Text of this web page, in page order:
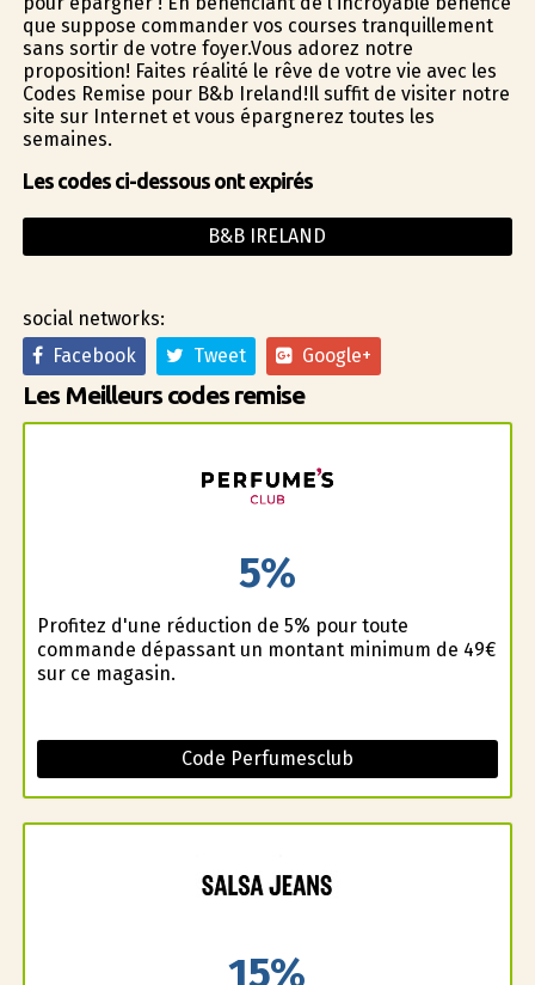
que suppose commander vos courses tranquillement
sans sortir de votre foyer.Vous adorez notre
proposition! Faites réalité le rêve de votre vie avec les
Codes Remise pour B&b Ireland!Il suffit de visiter notre
site sur Internet et vous épargnerez toutes les
semaines.
Les codes ci-dessous ont expirés
B&B IRELAND
social networks:
Facebook
Tweet Google+
Les Meilleurs codes remise
5%
Profitez d'une réduction de 5% pour toute
commande dépassant un montant minimum de 49€
sur ce magasin.
Code Perfumesclub
15%